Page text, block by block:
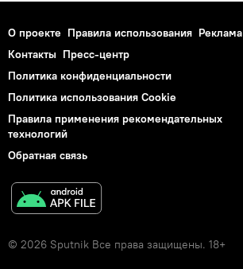
О проекте Правила использования Реклама
Контакты Пресс-центр
Политика конфиденциальности
Политика использования Cookie
Правила применения рекомендательных
технологий
Обратная связь
© 2026 Sputnik Все права защищены. 18+